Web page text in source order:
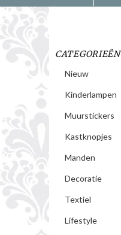
CATEGORIEËN
Nieuw
Kinderlampen
Muurstickers
Kastknopjes
Manden
Decoratie
Textiel
Lifestyle